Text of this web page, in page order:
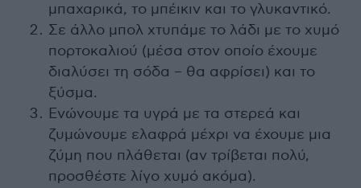
μπαχαρικά, το μπέικιν και το γλυκαντικό.
Σε άλλο μπολ χτυπάμε το λάδι με το χυμό
πορτοκαλιού (μέσα στον οποίο έχουμε
διαλύσει τη σόδα – θα αφρίσει) και το
ξύσμα.
Ενώνουμε τα υγρά με τα στερεά και
ζυμώνουμε ελαφρά μέχρι να έχουμε μια
ζύμη που πλάθεται (αν τρίβεται πολύ,
προσθέστε λίγο χυμό ακόμα).